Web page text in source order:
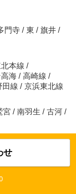
門寺 / 東 / 旗井 /
本線 /
海 / 高崎線 /
田線 / 京浜東北線
宮 / 南羽生 / 古河 /
せ